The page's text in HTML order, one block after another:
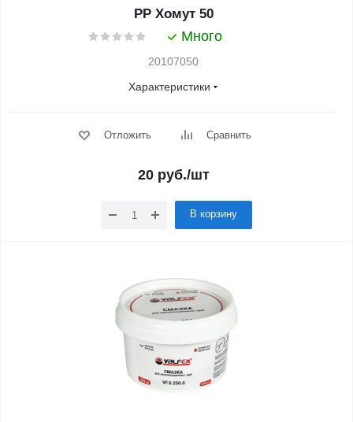
PP Хомут 50
Много
20107050
Характеристики
Отложить Сравнить
20 руб./шт
В корзину